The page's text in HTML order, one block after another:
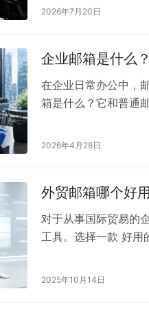
2026年7月20日
企业邮箱是什么
在企业日常办公中，
箱是什么？它和普通
邮箱，是指以企业自
2026年4月28日
外贸邮箱哪个好
对于从事国际贸易的
工具。选择一款 好用
荐选择：263企业邮
2025年10月14日